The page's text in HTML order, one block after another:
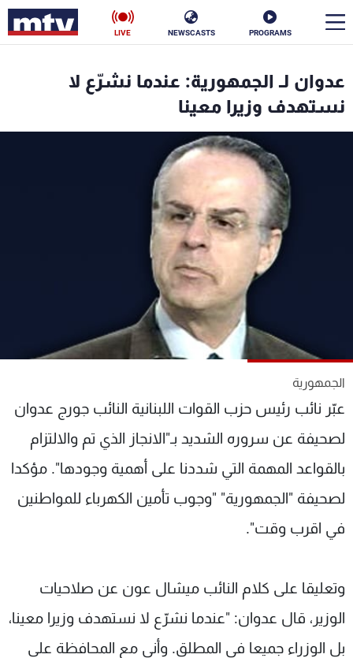
PROGRAMS
NEWSCASTS
LIVE
عدوان لـ الجمهورية: عندما نشرّع لا
نستهدف وزيرا معينا
الجمهورية
عبّر نائب رئيس حزب القوات اللبنانية النائب جورج عدوان
لصحيفة عن سروره الشديد بـ"الانجاز الذي تم والالتزام
بالقواعد المهمة التي شددنا على أهمية وجودها". مؤكدا
لصحيفة "الجمهورية" "وجوب تأمين الكهرباء للمواطنين
في اقرب وقت".
وتعليقا على كلام النائب ميشال عون عن صلاحيات
الوزير، قال عدوان: "عندما نشرّع لا نستهدف وزيرا معينا،
بل الوزراء جميعا في المطلق. وأني مع المحافظة على
الأخبار
فن
رياضة
كأس العالم
جدول البرامج
الترددات
عن MTV
لاعلاناتكم
وظائف
تواصل معنا
شروط الإسـتخدام
سياسة الخصوصية